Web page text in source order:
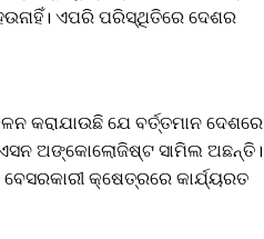
ଏପରି ପରିସ୍ଥିତିରେ ଦେଶର
କରାଯାଉଛି ଯେ ବର୍ତ୍ତମାନ ଦେଶରେ
ଅଙ୍କୋଲୋଜିଷ୍ଟ ସାମିଲ ଅଛନ୍ତି।
କ୍ଷେତ୍ରରେ କାର୍ଯ୍ୟରତ